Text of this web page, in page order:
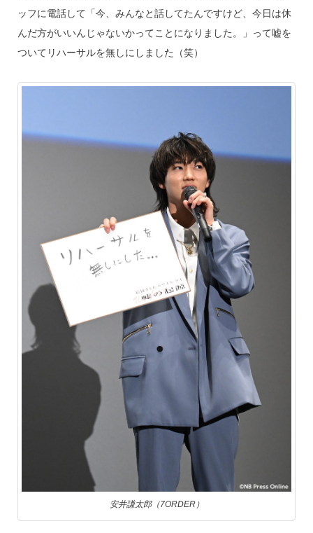
ッフに電話して「今、みんなと話してたんですけど、今日は休
んだ方がいいんじゃないかってことになりました。」って嘘を
ついてリハーサルを無しにしました（笑）
安井謙太郎（7ORDER）